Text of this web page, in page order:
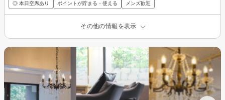
◎ 本日空席あり ポイントが貯まる・使える メンズ歓迎
その他の情報を表示